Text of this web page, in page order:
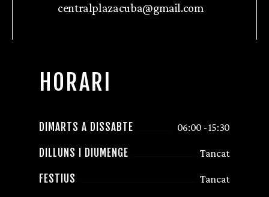
centralplazacuba@gmail.com
HORARI
DIMARTS A DISSABTE 06:00 - 15:30
DILLUNS I DIUMENGE Tancat
FESTIUS Tancat